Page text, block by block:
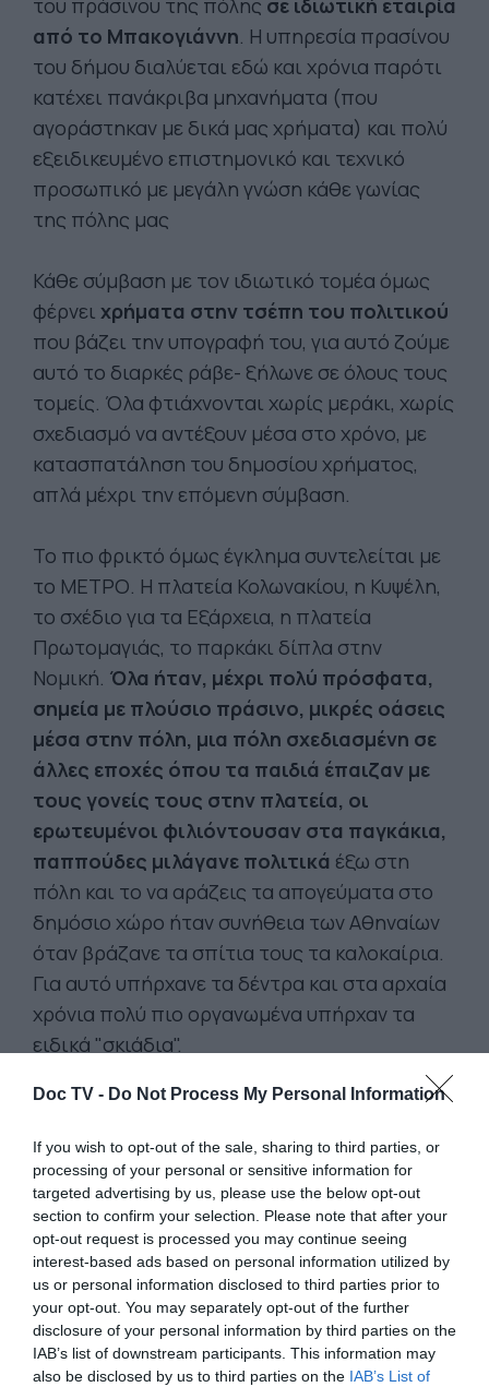
Doc TV - Do Not Process My Personal Information
If you wish to opt-out of the sale, sharing to third parties, or
processing of your personal or sensitive information for
targeted advertising by us, please use the below opt-out
section to confirm your selection. Please note that after your
opt-out request is processed you may continue seeing
interest-based ads based on personal information utilized by
us or personal information disclosed to third parties prior to
your opt-out. You may separately opt-out of the further
disclosure of your personal information by third parties on the
IAB’s list of downstream participants. This information may
also be disclosed by us to third parties on the IAB’s List of
του πράσινου της πόλης σε ιδιωτική εταιρία
από το Μπακογιάννη. Η υπηρεσία πρασίνου
του δήμου διαλύεται εδώ και χρόνια παρότι
κατέχει πανάκριβα μηχανήματα (που
αγοράστηκαν με δικά μας χρήματα) και πολύ
εξειδικευμένο επιστημονικό και τεχνικό
προσωπικό με μεγάλη γνώση κάθε γωνίας
της πόλης μας
Κάθε σύμβαση με τον ιδιωτικό τομέα όμως
φέρνει χρήματα στην τσέπη του πολιτικού
που βάζει την υπογραφή του, για αυτό ζούμε
αυτό το διαρκές ράβε- ξήλωνε σε όλους τους
τομείς. Όλα φτιάχνονται χωρίς μεράκι, χωρίς
σχεδιασμό να αντέξουν μέσα στο χρόνο, με
κατασπατάληση του δημοσίου χρήματος,
απλά μέχρι την επόμενη σύμβαση.
Το πιο φρικτό όμως έγκλημα συντελείται με
το ΜΕΤΡΟ. Η πλατεία Κολωνακίου, η Κυψέλη,
το σχέδιο για τα Εξάρχεια, η πλατεία
Πρωτομαγιάς, το παρκάκι δίπλα στην
Νομική. Όλα ήταν, μέχρι πολύ πρόσφατα,
σημεία με πλούσιο πράσινο, μικρές οάσεις
μέσα στην πόλη, μια πόλη σχεδιασμένη σε
άλλες εποχές όπου τα παιδιά έπαιζαν με
τους γονείς τους στην πλατεία, οι
ερωτευμένοι φιλιόντουσαν στα παγκάκια,
παππούδες μιλάγανε πολιτικά έξω στη
πόλη και το να αράζεις τα απογεύματα στο
δημόσιο χώρο ήταν συνήθεια των Αθηναίων
όταν βράζανε τα σπίτια τους τα καλοκαίρια.
Για αυτό υπήρχανε τα δέντρα και στα αρχαία
χρόνια πολύ πιο οργανωμένα υπήρχαν τα
ειδικά "σκιάδια".
Ποιο είναι όμως το σχέδιο των πολιτικών της
δεξιάς και των μεγαλοεπιχειρηματιών; Η
μετατροπή κάθε πλατείας σε πέρασμα απο
την δουλειά στο σπίτι και από το σπίτι στα
μαγαζιά. Κοίτα την αισθητική του ΜΕΤΡΟ,
κάθε πλατεία μετατρέπεται σε έξοδο του
σταθμού και τίποτα άλλο- μια τσιμεντένια
ζώνη, αντιαισθητική, αφιλόξενη και
εχθρική προς τον άνθρωπο, σαν έξοδος
στρατοπέδου.